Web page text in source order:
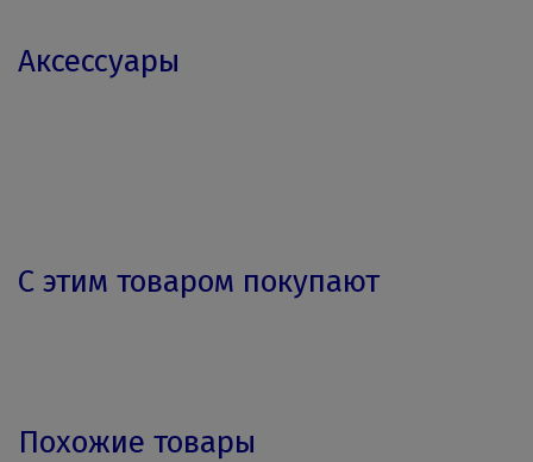
Аксессуары
С этим товаром покупают
Похожие товары